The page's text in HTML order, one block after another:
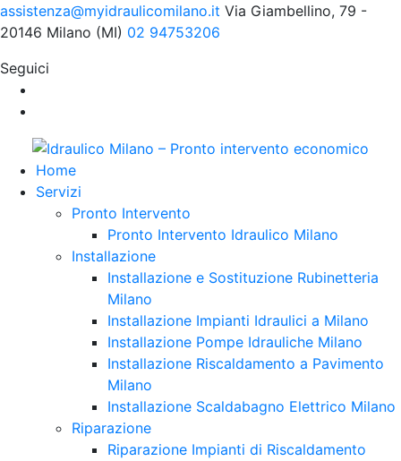
assistenza@myidraulicomilano.it Via Giambellino, 79 -
20146 Milano (MI) 02 94753206
Seguici
Home
Servizi
Pronto Intervento
Pronto Intervento Idraulico Milano
Installazione
Installazione e Sostituzione Rubinetteria
Milano
Installazione Impianti Idraulici a Milano
Installazione Pompe Idrauliche Milano
Installazione Riscaldamento a Pavimento
Milano
Installazione Scaldabagno Elettrico Milano
Riparazione
Riparazione Impianti di Riscaldamento